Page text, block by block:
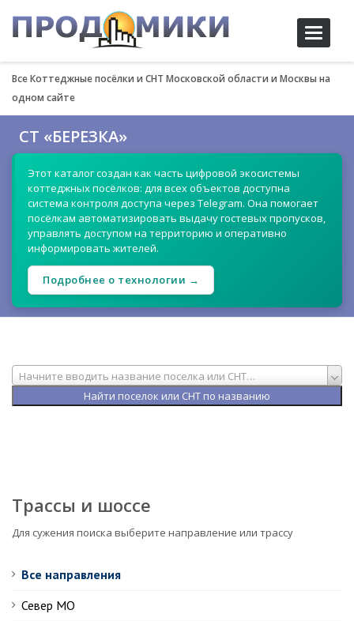
Toggle
Все Коттеджные посёлки и СНТ Московской области и Москвы на
одном сайте
СТ «БЕРЕЗКА»
Этот каталог создан как часть цифровой экосистемы
коттеджных посёлков: для всех объектов доступна
система контроля доступа через Telegram. Она помогает
посёлкам автоматизировать выдачу гостевых пропусков,
управлять доступом на территорию и оперативно
информировать жителей.
Подробнее о технологии →
Начните вводить название поселка или СНТ…
Трассы и шоссе
Для сужения поиска выберите направление или трассу
Все направления
Север МО